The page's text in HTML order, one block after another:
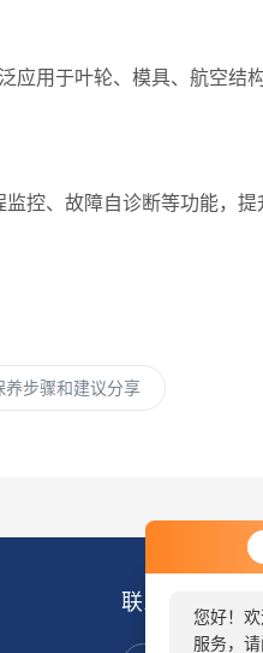
您好！
服务，
用于叶轮、模具、航空结构
控、故障自诊断等功能，提
养步骤和建议分享
联系我们